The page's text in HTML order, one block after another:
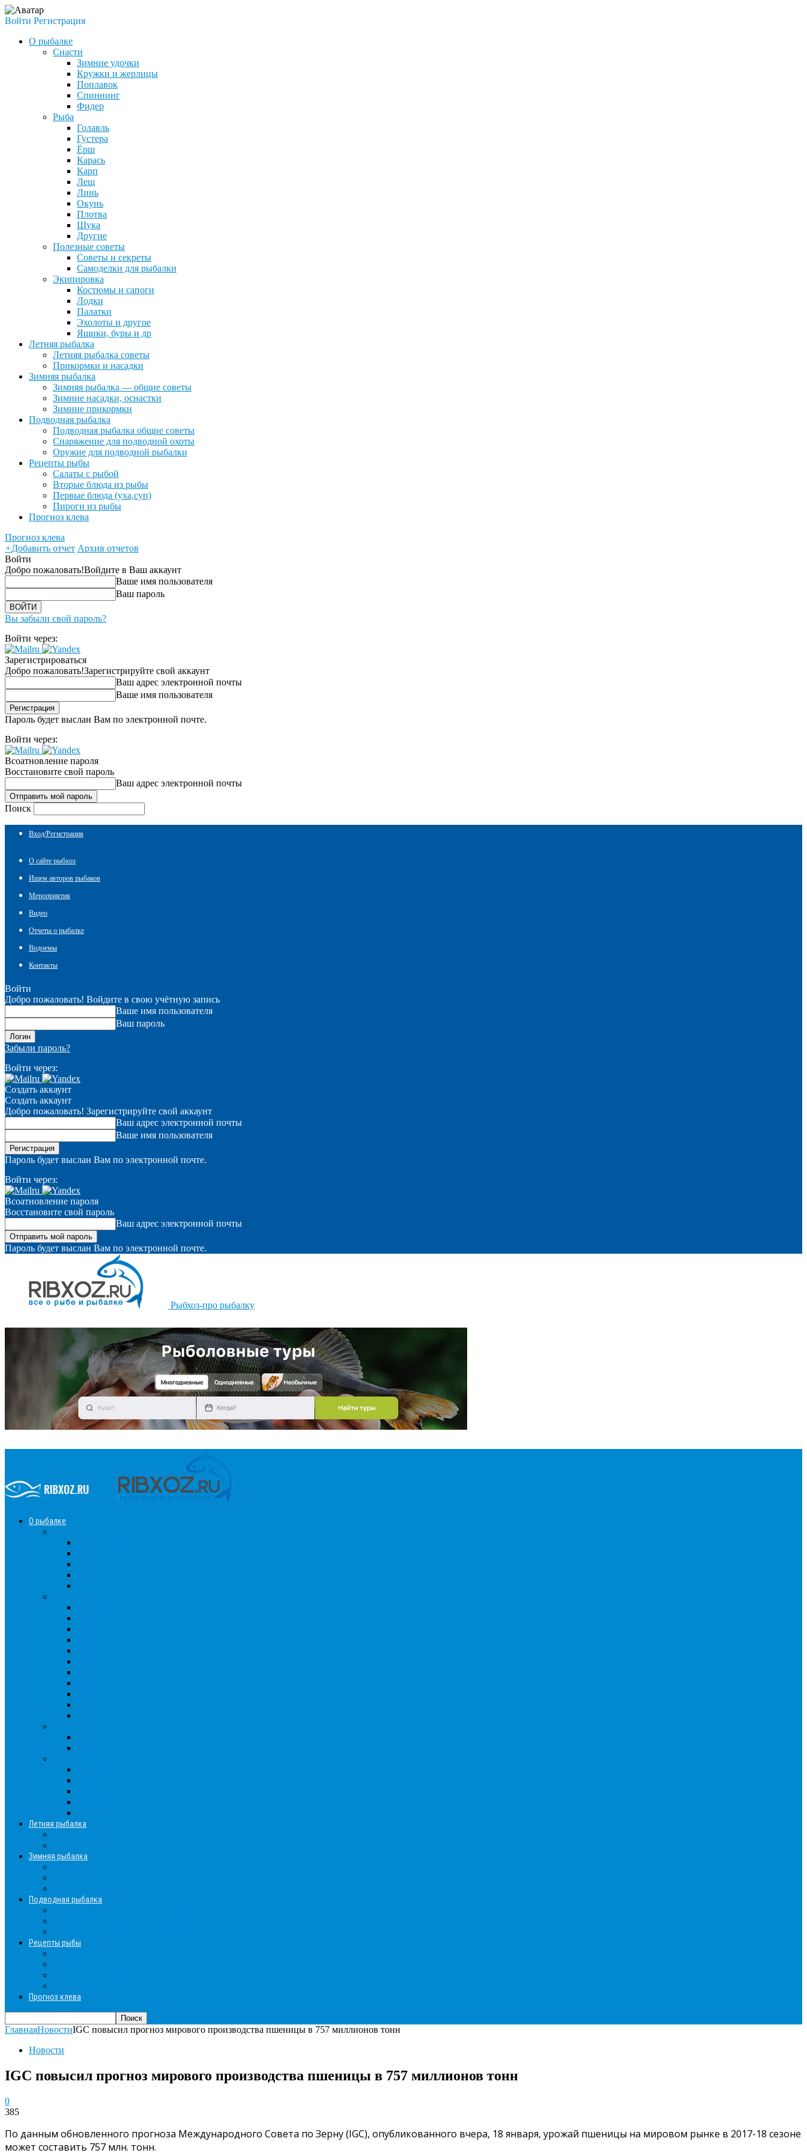
Войти Регистрация
О рыбалке
Снасти
Зимние удочки
Кружки и жерлицы
Поплавок
Спиннинг
Фидер
Рыба
Голавль
Густера
Ёрш
Карась
Карп
Лещ
Линь
Окунь
Плотва
Щука
Другие
Полезные советы
Советы и секреты
Самоделки для рыбалки
Экипировка
Костюмы и сапоги
Лодки
Палатки
Эхолоты и другое
Ящики, буры и др
Летняя рыбалка
Летняя рыбалка советы
Прикормки и насадки
Зимняя рыбалка
Зимняя рыбалка — общие советы
Зимние насадки, оснастки
Зимние прикормки
Подводная рыбалка
Подводная рыбалка общие советы
Снаряжение для подводной охоты
Оружие для подводной рыбалки
Рецепты рыбы
Салаты с рыбой
Вторые блюда из рыбы
Первые блюда (уха,суп)
Пироги из рыбы
Прогноз клева
Прогноз клева
+Добавить отчет Архив отчетов
Войти
Добро пожаловать!Войдите в Ваш аккаунт
Ваше имя пользователя
Ваш пароль
Вы забыли свой пароль?
Войти через:
Зарегистрироваться
Добро пожаловать!Зарегистрируйте свой аккаунт
Ваш адрес электронной почты
Ваше имя пользователя
Пароль будет выслан Вам по электронной почте.
Войти через:
Всоатновление пароля
Восстановите свой пароль
Ваш адрес электронной почты
Поиск
Вход/Регистрация
О сайте рыбхоз
Ищем авторов рыбаков
Мероприятия
Видео
Отчеты о рыбалке
Водоемы
Контакты
Войти
Добро пожаловать! Войдите в свою учётную запись
Ваше имя пользователя
Ваш пароль
Забыли пароль?
Войти через:
Создать аккаунт
Создать аккаунт
Добро пожаловать! Зарегистрируйте свой аккаунт
Ваш адрес электронной почты
Ваше имя пользователя
Пароль будет выслан Вам по электронной почте.
Войти через:
Всоатновление пароля
Восстановите свой пароль
Ваш адрес электронной почты
Пароль будет выслан Вам по электронной почте.
Рыбхоз-про рыбалку
О рыбалке
Летняя рыбалка
Зимняя рыбалка
Подводная рыбалка
Рецепты рыбы
Прогноз клева
ГлавнаяНовостиIGC повысил прогноз мирового производства пшеницы в 757 миллионов тонн
Новости
IGC повысил прогноз мирового производства пшеницы в 757 миллионов тонн
0
385
По данным обновленного прогноза Международного Совета по Зерну (IGC), опубликованного вчера, 18 января, урожай пшеницы на мировом рынке в 2017-18 сезоне
может составить 757 млн. тонн.